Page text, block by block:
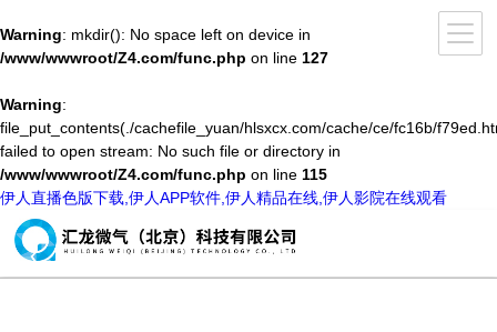
Warning: mkdir(): No space left on device in
/www/wwwroot/Z4.com/func.php on line 127
Warning:
file_put_contents(./cachefile_yuan/hlsxcx.com/cache/ce/fc16b/
failed to open stream: No such file or directory in
/www/wwwroot/Z4.com/func.php on line 115
伊人直播色版下载,伊人APP软件,伊人精品在线,伊人影院在线观看